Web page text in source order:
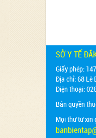
SỞ Y TẾ
Giấy phép:
Địa chỉ:68 Lê
Điện thoại:
Bản quyền
Mọi thư từ xin